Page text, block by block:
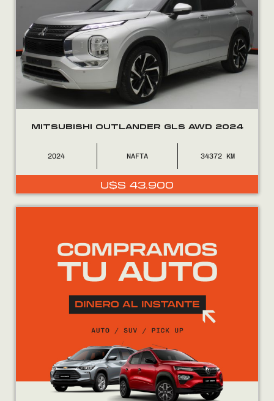
MITSUBISHI OUTLANDER GLS AWD 2024
2024 NAFTA 34372
U$S 43.900